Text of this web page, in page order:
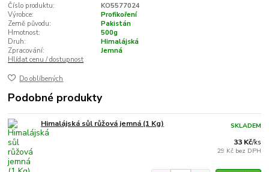
Číslo produktu:
KO5577024
Výrobce:
Profikoření
Země původu:
Pakistán
Hmotnost:
500g
Druh:
Himalájská
Zpracování:
Jemná
Hlídat cenu / dostupnost
Do oblíbených
Podobné produkty
Himalájská sůl růžová jemná (1 Kg)
33 Kč/ks
29 Kč bez DPH
SKLADEM